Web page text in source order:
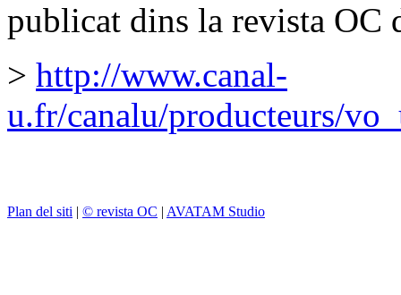
publicat dins la revista OC
> http://www.canal-
u.fr/canalu/producteurs/
Plan del siti | © revista OC | AVATAM Studio